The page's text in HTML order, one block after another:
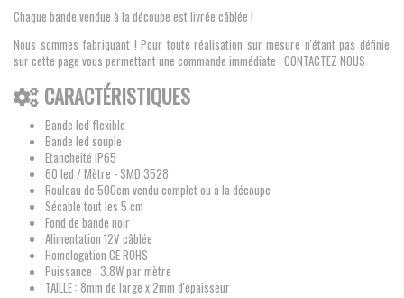
Chaque bande vendue à la découpe est livrée câblée !
Nous sommes fabriquant ! Pour toute réalisation sur mesure n'étant pas définie
sur cette page vous permettant une commande immédiate : CONTACTEZ NOUS
CARACTÉRISTIQUES
Bande led flexible
Bande led souple
Etanchéité IP65
60 led / Mètre - SMD 3528
Rouleau de 500cm vendu complet ou à la découpe
Sécable tout les 5 cm
Fond de bande noir
Alimentation 12V câblée
Homologation CE ROHS
Puissance : 3.8W par mètre
TAILLE : 8mm de large x 2mm d'épaisseur